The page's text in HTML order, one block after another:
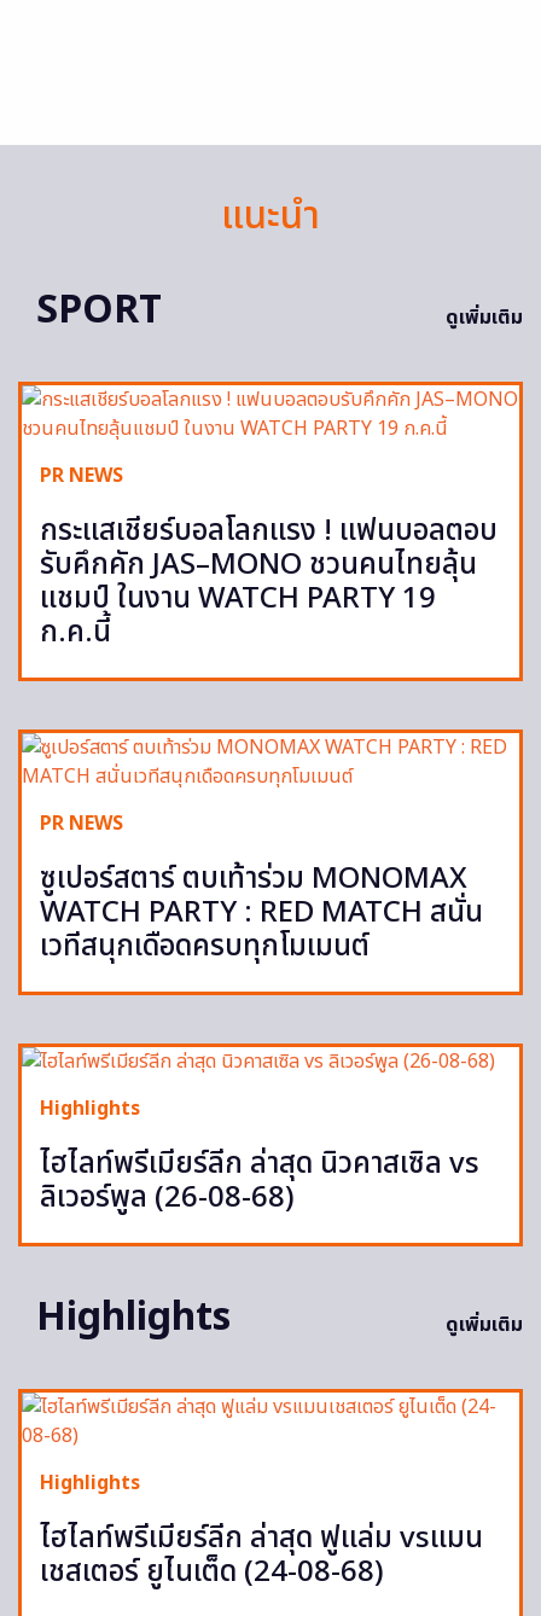
แนะนำ
SPORT
ดูเพิ่มเติม
PR NEWS
กระแสเชียร์บอลโลกแรง ! แฟนบอลตอบ
รับคึกคัก JAS–MONO ชวนคนไทยลุ้น
แชมป์ ในงาน WATCH PARTY 19
ก.ค.นี้
PR NEWS
ซูเปอร์สตาร์ ตบเท้าร่วม MONOMAX
WATCH PARTY : RED MATCH สนั่น
เวทีสนุกเดือดครบทุกโมเมนต์
Highlights
ไฮไลท์พรีเมียร์ลีก ล่าสุด นิวคาสเซิล vs
ลิเวอร์พูล (26-08-68)
Highlights ดูเพิ่มเติม
Highlights
ไฮไลท์พรีเมียร์ลีก ล่าสุด ฟูแล่ม vsแมน
เชสเตอร์ ยูไนเต็ด (24-08-68)